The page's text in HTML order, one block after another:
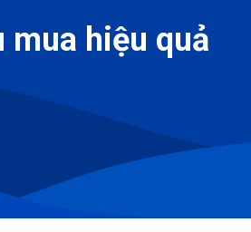
mua hiệu quả